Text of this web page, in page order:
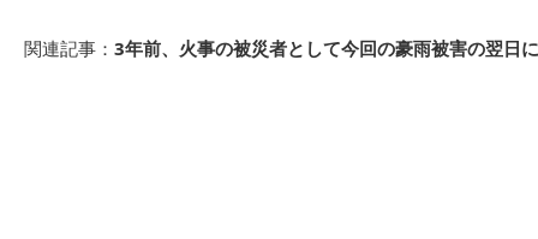
関連記事： 3年前、火事の被災者として今回の豪雨被害の翌日